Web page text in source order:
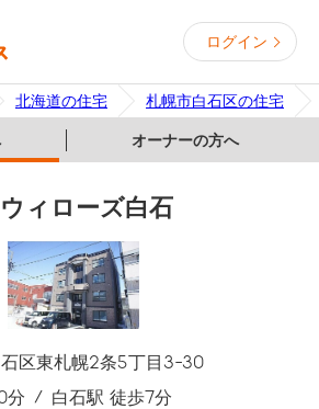
ログイン
北海道の住宅 札幌市白石区の住宅
オーナーの方へ
ィローズ白石
区東札幌2条5丁目3-30
分
白石駅 徒歩7分